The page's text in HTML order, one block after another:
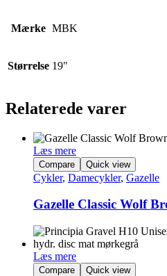
Mærke MBK
Størrelse 19"
Relaterede varer
Læs mere
Compare Quick view
Cykler, Damecykler, Gazelle
Gazelle Classic Wolf
Læs mere
Compare Quick view